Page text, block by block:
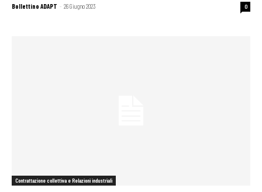
Bollettino ADAPT - 26 Giugno 2023 0
Contrattazione collettiva e Relazioni industriali